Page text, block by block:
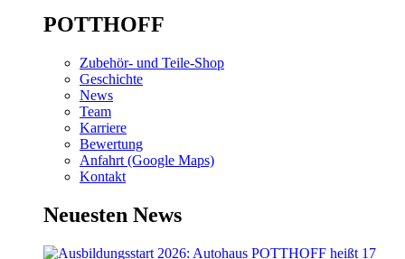
POTTHOFF
Zubehör- und Teile-Shop
Geschichte
News
Team
Karriere
Bewertung
Anfahrt (Google Maps)
Kontakt
Neuesten News